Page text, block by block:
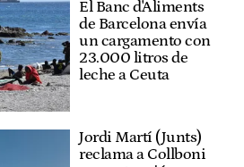
El Banc d'Aliments
de Barcelona envía
un cargamento con
23.000 litros de
leche a Ceuta
Jordi Martí (Junts)
reclama a Collboni